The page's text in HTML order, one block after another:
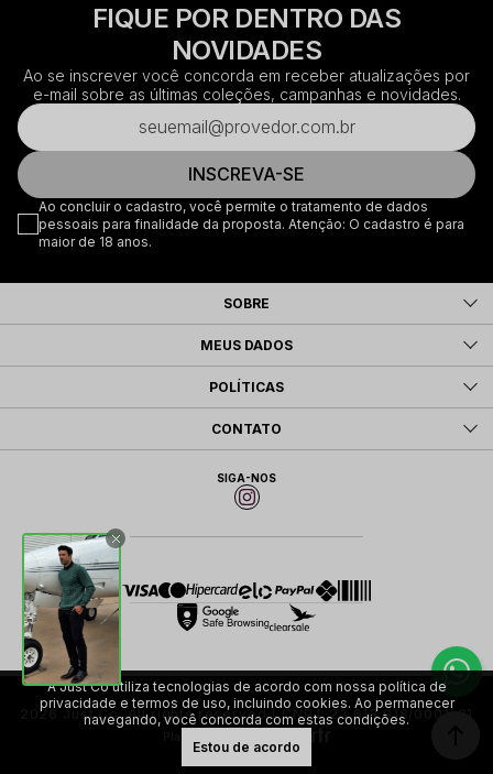
FIQUE POR DENTRO DAS
NOVIDADES
Ao se inscrever você concorda em receber atualizações por
e-mail sobre as últimas coleções, campanhas e novidades.
INSCREVA-SE
Ao concluir o cadastro, você permite o tratamento de dados
pessoais para finalidade da proposta. Atenção: O cadastro é para
maior de 18 anos.
SOBRE
MEUS DADOS
POLÍTICAS
CONTATO
SIGA-NOS
2026 Just Co. All rights reserved | CNPJ: 23.613.918/0001-01
A Just Co utiliza tecnologias de acordo com nossa política de
privacidade e termos de uso, incluindo cookies. Ao permanecer
navegando, você concorda com estas condições.
Estou de acordo